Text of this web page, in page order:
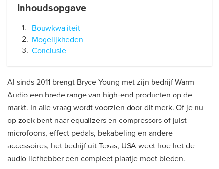
Inhoudsopgave
Bouwkwaliteit
Mogelijkheden
Conclusie
Al sinds 2011 brengt Bryce Young met zijn bedrijf Warm
Audio een brede range van high-end producten op de
markt. In alle vraag wordt voorzien door dit merk. Of je nu
op zoek bent naar equalizers en compressors of juist
microfoons, effect pedals, bekabeling en andere
accessoires, het bedrijf uit Texas, USA weet hoe het de
audio liefhebber een compleet plaatje moet bieden.